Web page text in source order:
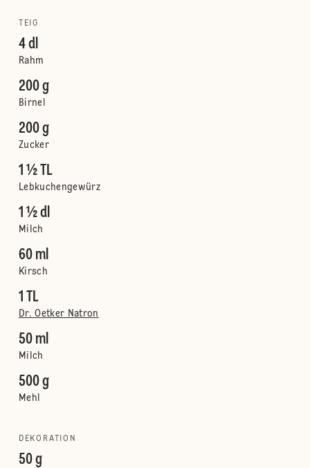
TEIG
4 dl
Rahm
200 g
Birnel
200 g
Zucker
1 ½ TL
Lebkuchengewürz
1 ½ dl
Milch
60 ml
Kirsch
1 TL
Dr. Oetker Natron
50 ml
Milch
500 g
Mehl
DEKORATION
50 g